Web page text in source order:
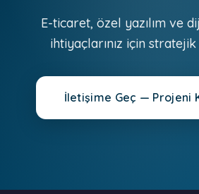
E-ticaret, özel yazılım ve
ihtiyaçlarınız için stratejik
İletişime Geç — Projeni